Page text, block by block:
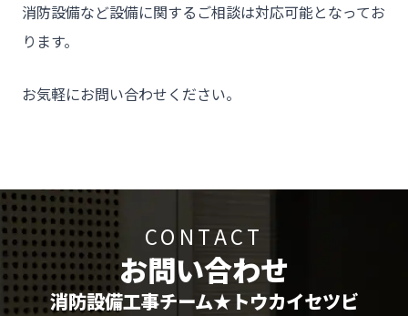
消防設備など設備に関するご相談は対応可能となってお
ります。
お気軽にお問い合わせください。
CONTACT
お問い合わせ
消防設備工事チーム★トウカイセツビ